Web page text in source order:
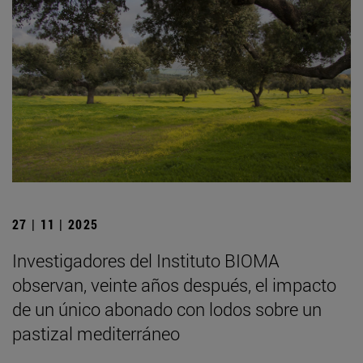
27 | 11 | 2025
Investigadores del Instituto BIOMA
observan, veinte años después, el impacto
de un único abonado con lodos sobre un
pastizal mediterráneo